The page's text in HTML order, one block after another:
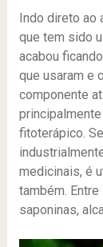
Indo direto ao
que tem sido
acabou
que usaram e
componente
fitoterápico.
medicinais, é
também.
saponinas,